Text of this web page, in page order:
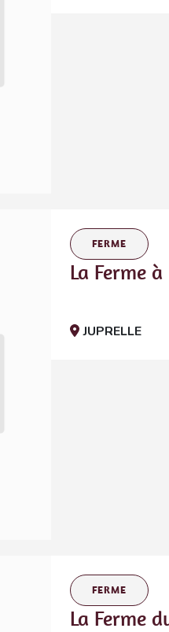
FERME
La Ferme
JUPRELLE
FERME
La Ferme